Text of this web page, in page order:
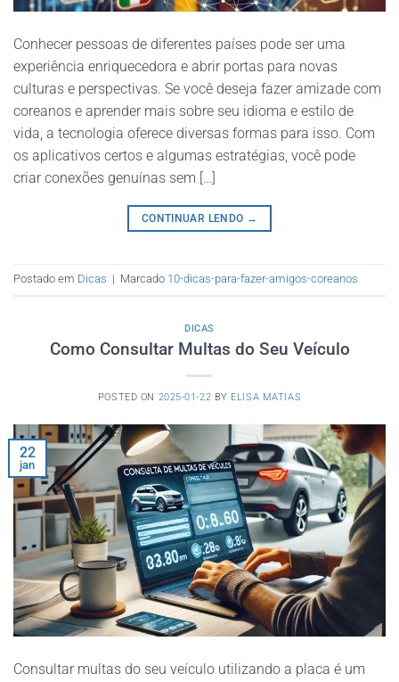
Conhecer pessoas de diferentes países pode ser uma
experiência enriquecedora e abrir portas para novas
culturas e perspectivas. Se você deseja fazer amizade com
coreanos e aprender mais sobre seu idioma e estilo de
vida, a tecnologia oferece diversas formas para isso. Com
os aplicativos certos e algumas estratégias, você pode
criar conexões genuínas sem […]
CONTINUAR LENDO →
Postado em Dicas | Marcado 10-dicas-para-fazer-amigos-coreanos
DICAS
Como Consultar Multas do Seu Veículo
POSTED ON 2025-01-22 BY ELISA MATIAS
22
jan
Consultar multas do seu veículo utilizando a placa é um